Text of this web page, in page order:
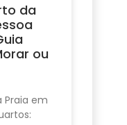
da
ou
em